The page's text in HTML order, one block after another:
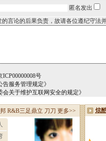
匿名发出
的言论的后果负责，故请各位遵纪守法
号
服务管理规定》
关于维护互联网安全的规定》